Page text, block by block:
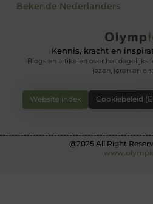
Bekende Nederlanders
Kennis, kracht en
Blogs en artikelen over het dagelijks
lezen, leren en
Website index Cookiebeleid
@2025 All Right